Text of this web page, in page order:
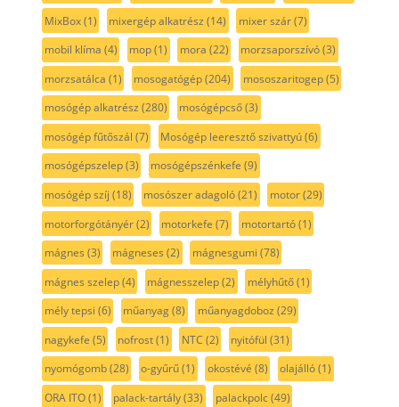
MixBox(1) mixergép alkatrész (14) mixer szár(7)
mobil klíma (4) mop(1) mora (22) morzsaporszívó(3)
morzsatálca (1) mosogatógép(204) mososzaritogep(5)
mosógép alkatrész (280) mosógépcső(3)
mosógép fűtőszál (7) Mosógép leeresztő szivattyú(6)
mosógépszelep(3) mosógépszénkefe (9)
mosógép szíj (18) mosószer adagoló(21) motor(29)
motorforgótányér(2) motorkefe (7) motortartó(1)
mágnes (3) mágneses (2) mágnesgumi (78)
mágnes szelep(4) mágnesszelep(2) mélyhűtő(1)
mély tepsi (6) műanyag(8) műanyagdoboz (29)
nagykefe (5) nofrost(1) NTC (2) nyitófül (31)
nyomógomb(28) o-gyűrű(1) okostévé (8) olajálló(1)
ORA ITO(1) palack-tartály(33) palackpolc(49)